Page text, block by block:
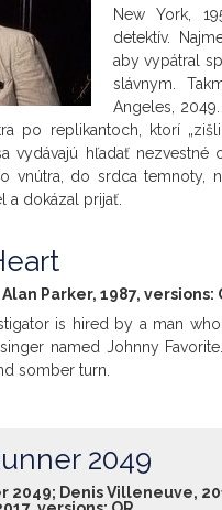
New York,
detektív.
aby vypátral
slávnym.
Angeles,
po replikantoch, ktorí
vydávajú hľadať nezvestné
vnútra, do srdca temnoty,
a dokázal prijať.
Parker, 1987, versions:
is hired by a man
named Johnny
somber turn.
2049
2049; Denis Villeneuve,